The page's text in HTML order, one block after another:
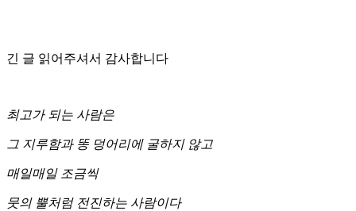
긴 글 읽어주셔서 감사합니다
최고가 되는 사람은
그 지루함과 똥 덩어리에 굴하지 않고
매일매일 조금씩
뭇의 뿔처럼 전진하는 사람이다